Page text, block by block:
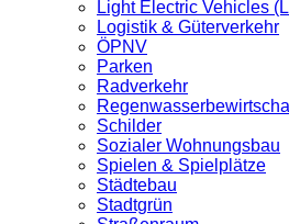
Light Electric Vehicles
Logistik & Güterverkehr
ÖPNV
Parken
Radverkehr
Schilder
Sozialer Wohnungsbau
Spielen & Spielplätze
Städtebau
Stadtgrün